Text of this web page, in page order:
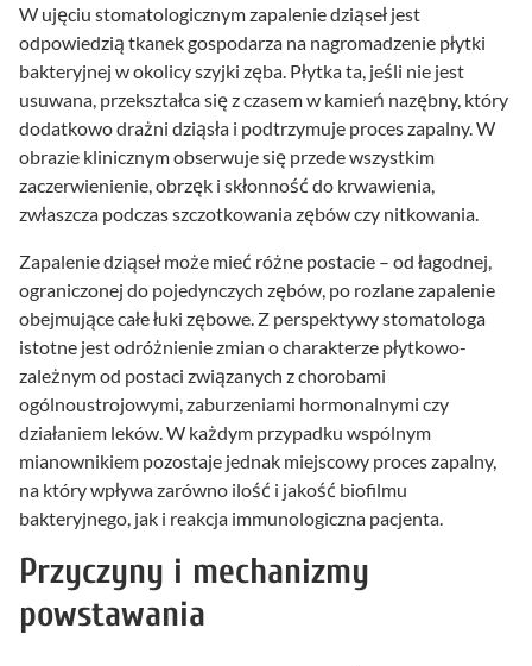
W ujęciu stomatologicznym zapalenie dziąseł jest
odpowiedzią tkanek gospodarza na nagromadzenie płytki
bakteryjnej w okolicy szyjki zęba. Płytka ta, jeśli nie jest
usuwana, przekształca się z czasem w kamień nazębny, który
dodatkowo drażni dziąsła i podtrzymuje proces zapalny. W
obrazie klinicznym obserwuje się przede wszystkim
zaczerwienienie, obrzęk i skłonność do krwawienia,
zwłaszcza podczas szczotkowania zębów czy nitkowania.
Zapalenie dziąseł może mieć różne postacie – od łagodnej,
ograniczonej do pojedynczych zębów, po rozlane zapalenie
obejmujące całe łuki zębowe. Z perspektywy stomatologa
istotne jest odróżnienie zmian o charakterze płytkowo-
zależnym od postaci związanych z chorobami
ogólnoustrojowymi, zaburzeniami hormonalnymi czy
działaniem leków. W każdym przypadku wspólnym
mianownikiem pozostaje jednak miejscowy proces zapalny,
na który wpływa zarówno ilość i jakość biofilmu
bakteryjnego, jak i reakcja immunologiczna pacjenta.
Przyczyny i mechanizmy
powstawania